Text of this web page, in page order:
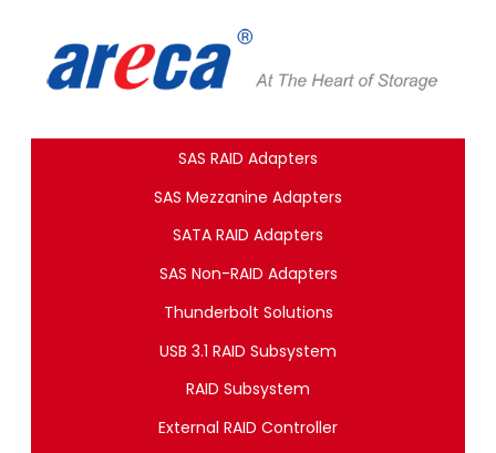
SAS RAID Adapters
SAS Mezzanine Adapters
SATA RAID Adapters
SAS Non-RAID Adapters
Thunderbolt Solutions
USB 3.1 RAID Subsystem
RAID Subsystem
External RAID Controller